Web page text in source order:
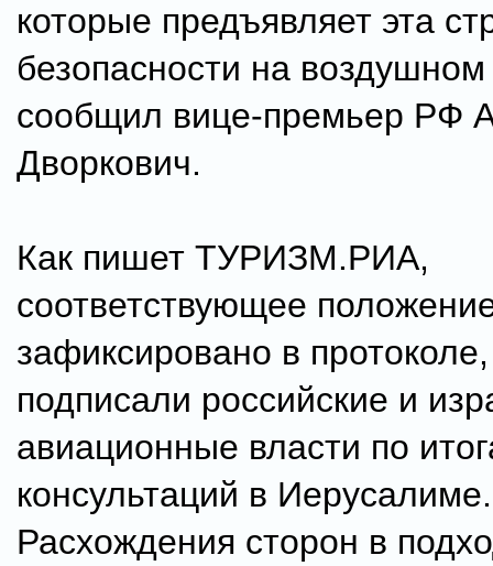
которые предъявляет эта
безопасности на воздушном
сообщил вице-премьер РФ
Дворкович.
Как пишет ТУРИЗМ.РИА,
соответствующее
зафиксировано в
подписали российские и
авиационные власти по
консультаций в Иерусалиме.
Расхождения сторон в